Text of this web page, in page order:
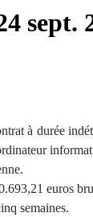
sept.
à durée
euros
semaines.